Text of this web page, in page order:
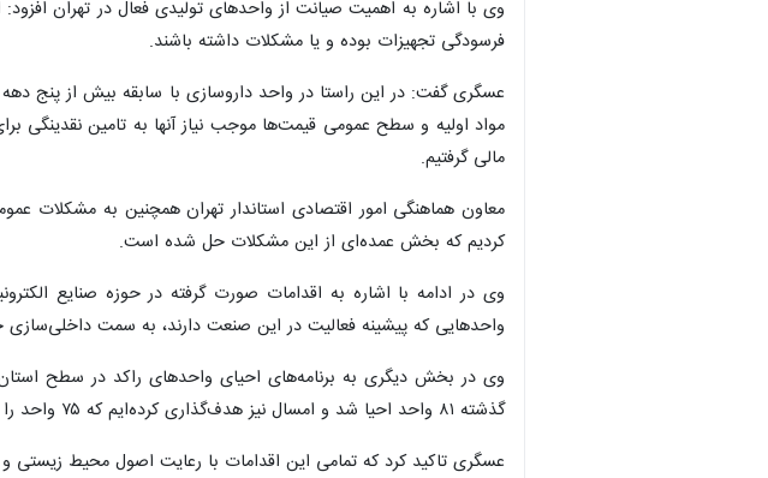
وی با اشاره به اهمیت صیانت از واحدهای تولیدی فعال در تهران
فرسودگی تجهیزات بوده و یا مشکلات داشته باشند.
عسگری گفت: در این راستا در واحد داروسازی با سابقه بیش از پنج
مالی گرفتیم.
معاون هماهنگی امور اقتصادی استاندار تهران همچنین به مشکلات
کردیم که بخش عمده‌ای از این مشکلات حل شده است.
وی در ادامه با اشاره به اقدامات صورت گرفته در حوزه صنایع
واحدهایی که پیشینه فعالیت در این صنعت دارند، به سمت داخلی‌سازی حرکت کنند این اقدام می‌تواند ۱۵ تا ۲۰
گذشته ۸۱ واحد احیا شد و امسال نیز هدف‌گذاری کرده‌ایم که ۷۵ واحد را احیا کنیم.
عسگری تاکید کرد که تمامی این اقدامات با رعایت اصول محیط